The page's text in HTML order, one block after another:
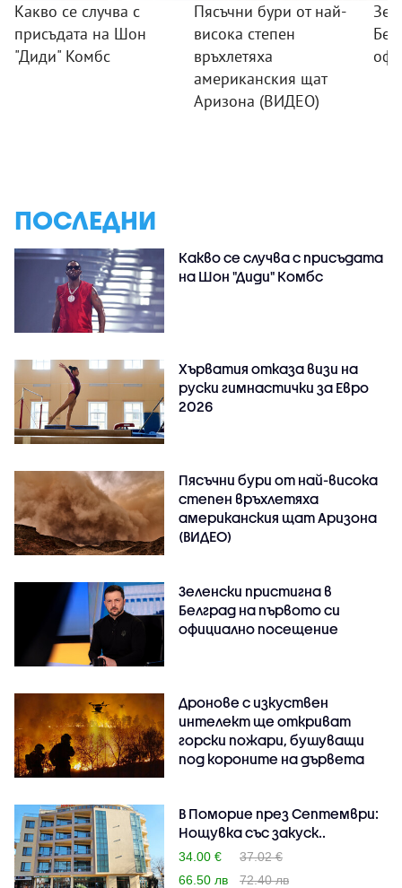
Какво се случва с
присъдата на Шон
"Диди" Комбс
Пясъчни бури от най-
висока степен
връхлетяха
американския щат
Аризона (ВИДЕО)
ПОСЛЕДНИ
Какво се случва с присъдата
на Шон "Диди" Комбс
Хърватия отказа визи на
руски гимнастички за Евро
2026
Пясъчни бури от най-висока
степен връхлетяха
американския щат Аризона
(ВИДЕО)
Зеленски пристигна в
Белград на първото си
официално посещение
Дронове с изкуствен
интелект ще откриват
горски пожари, бушуващи
под короните на дървета
В Поморие през Септември:
Нощувка със закуск..
34.00 €
37.02 €
66.50 лв
72.40 лв